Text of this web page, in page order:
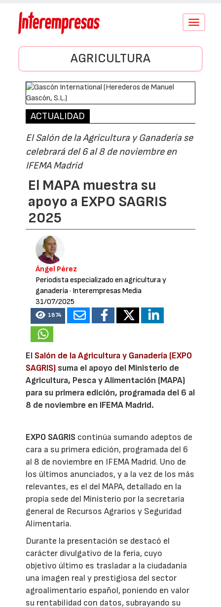
Conmutar
AGRICULTURA
ACTUALIDAD
El Salón de la Agricultura y Ganadería se
celebrará del 6 al 8 de noviembre en
IFEMA Madrid
El MAPA muestra su
apoyo a EXPO SAGRIS
2025
Ángel Pérez
Periodista especializado en agricultura y
ganadería· Interempresas Media
31/07/2025
1874
El Salón de la Agricultura y Ganadería (EXPO
SAGRIS) suma el apoyo del Ministerio de
Agricultura, Pesca y Alimentación (MAPA)
para su primera edición, programada del 6 al
8 de noviembre en IFEMA Madrid.
EXPO SAGRIS continúa sumando adeptos de
cara a su primera edición, programada del 6
al 8 de noviembre en IFEMA Madrid. Uno de
los últimos anunciados, y a la vez de los más
relevantes, es el del MAPA, detallado en la
propia sede del Ministerio por la secretaria
general de Recursos Agrarios y Seguridad
Alimentaria.
Durante la presentación se destacó el
carácter divulgativo de la feria, cuyo
objetivo último es trasladar a la ciudadanía
una imagen real y prestigiosa del sector
agroalimentario español, poniendo en valor
su rentabilidad con datos, subrayando su